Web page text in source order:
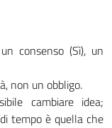
consenso (Sì), un
non un obbligo.
cambiare idea;
tempo è quella che